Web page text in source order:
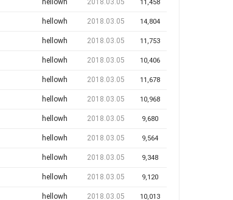
11,458
hellowh 2018.03.05 14,804
hellowh 2018.03.05 11,753
hellowh 2018.03.05 10,406
hellowh 2018.03.05 11,678
hellowh 2018.03.05 10,968
hellowh 2018.03.05 9,680
hellowh 2018.03.05 9,564
hellowh 2018.03.05 9,348
hellowh 2018.03.05 9,120
hellowh 2018.03.05 10,013